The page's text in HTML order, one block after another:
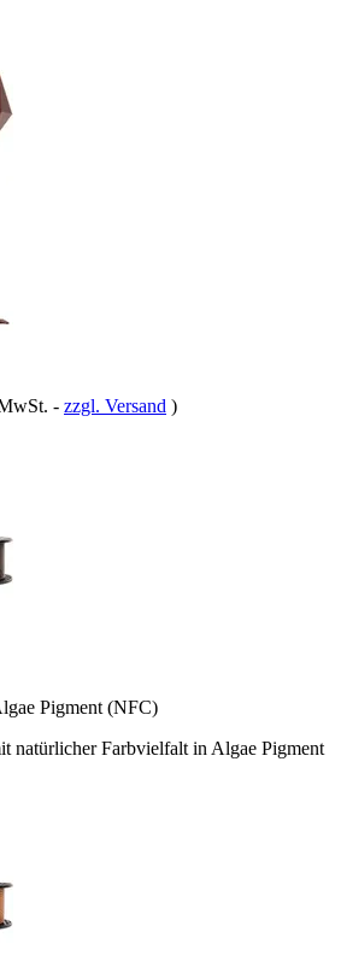
- zzgl. Versand )
Pigment (NFC)
natürlicher Farbvielfalt in Algae Pigment